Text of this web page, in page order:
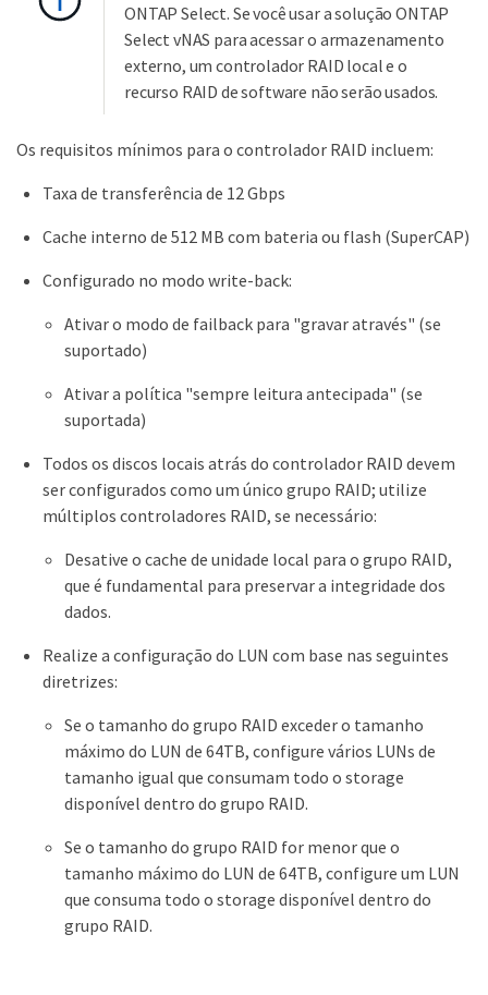
ONTAP Select. Se você usar a solução ONTAP
Select vNAS para acessar o armazenamento
externo, um controlador RAID local e o
recurso RAID de software não serão usados.
Os requisitos mínimos para o controlador RAID incluem:
Taxa de transferência de 12 Gbps
Cache interno de 512 MB com bateria ou flash (SuperCAP)
Configurado no modo write-back:
Ativar o modo de failback para "gravar através" (se
suportado)
Ativar a política "sempre leitura antecipada" (se
suportada)
Todos os discos locais atrás do controlador RAID devem
ser configurados como um único grupo RAID; utilize
múltiplos controladores RAID, se necessário:
Desative o cache de unidade local para o grupo RAID,
que é fundamental para preservar a integridade dos
dados.
Realize a configuração do LUN com base nas seguintes
diretrizes:
Se o tamanho do grupo RAID exceder o tamanho
máximo do LUN de 64TB, configure vários LUNs de
tamanho igual que consumam todo o storage
disponível dentro do grupo RAID.
Se o tamanho do grupo RAID for menor que o
tamanho máximo do LUN de 64TB, configure um LUN
que consuma todo o storage disponível dentro do
grupo RAID.